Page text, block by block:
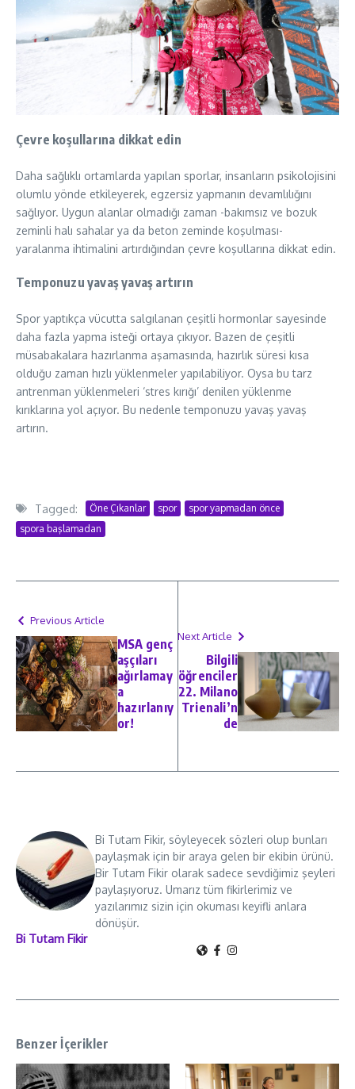
Çevre koşullarına dikkat edin
Daha sağlıklı ortamlarda yapılan sporlar, insanların psikolojisini
olumlu yönde etkileyerek, egzersiz yapmanın devamlılığını
sağlıyor. Uygun alanlar olmadığı zaman -bakımsız ve bozuk
zeminli halı sahalar ya da beton zeminde koşulması-
yaralanma ihtimalini artırdığından çevre koşullarına dikkat edin.
Temponuzu yavaş yavaş artırın
Spor yaptıkça vücutta salgılanan çeşitli hormonlar sayesinde
daha fazla yapma isteği ortaya çıkıyor. Bazen de çeşitli
müsabakalara hazırlanma aşamasında, hazırlık süresi kısa
olduğu zaman hızlı yüklenmeler yapılabiliyor. Oysa bu tarz
antrenman yüklenmeleri ‘stres kırığı’ denilen yüklenme
kırıklarına yol açıyor. Bu nedenle temponuzu yavaş yavaş
artırın.
Tagged: Öne Çıkanlar spor
spor yapmadan önce
spora başlamadan
Previous Article
MSA genç
aşçıları
ağırlamay
a
hazırlanıy
or!
Next Article
Bilgili
öğrenciler
22. Milano
Trienali’n
de
Bi Tutam Fikir
Bi Tutam Fikir, söyleyecek sözleri olup bunları
paylaşmak için bir araya gelen bir ekibin ürünü.
Bir Tutam Fikir olarak sadece sevdiğimiz şeyleri
paylaşıyoruz. Umarız tüm fikirlerimiz ve
yazılarımız sizin için okuması keyifli anlara
dönüşür.
Benzer İçerikler